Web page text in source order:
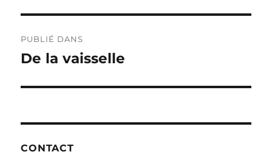
de
PUBLIÉ DANS
De la vaisselle
CONTACT